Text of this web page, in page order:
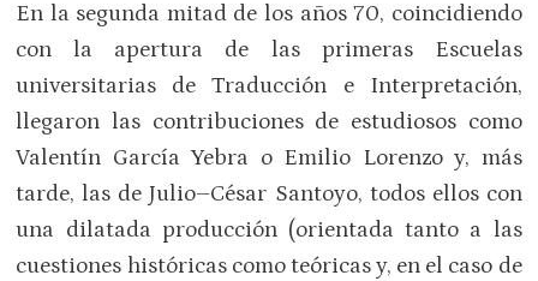
En la segunda mitad de los años 70, coincidiendo
con la apertura de las primeras Escuelas
universitarias de Traducción e Interpretación,
llegaron las contribuciones de estudiosos como
Valentín García Yebra o Emilio Lorenzo y, más
tarde, las de Julio–César Santoyo, todos ellos con
una dilatada producción (orientada tanto a las
cuestiones históricas como teóricas y, en el caso de